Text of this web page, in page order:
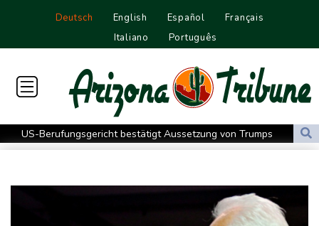
Deutsch English Español
Français
Italiano
Português
US-Berufungsgericht bestätigt Aussetzung von Trumps
umstrittenen Ballsaal-Plänen
Grenzkontrollen
Niewiadoma fährt am Mont Ventoux ins Gelbe Trikot